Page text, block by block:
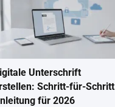
Unterschrift
Schritt-für-Schritt
für 2026